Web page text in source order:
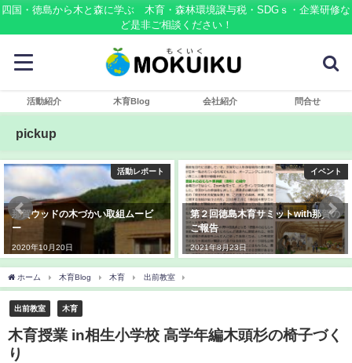
四国・徳島から木と森に学ぶ 木育・森林環境譲与税・SDGｓ・企業研修な
ど是非ご相談ください！
活動紹介 木育Blog 会社紹介 問合せ
pickup
活動レポート
那賀ウッドの木づかい取組ムービ
ー
2020年10月20日
イベント
第２回徳島木育サミットwith那賀の
ご報告
2021年8月23日
ホーム 木育Blog 木育 出前教室
出前教室 木育
木育授業 in相生小学校 高学年編木頭杉の椅子づく
り